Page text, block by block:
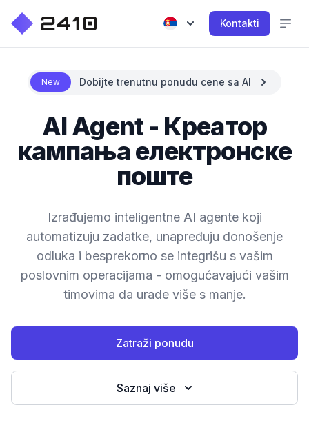
Kontakti
New Dobijte trenutnu ponudu cene sa AI
AI Agent - Креатор
кампања електронске
поште
Izrađujemo inteligentne AI agente koji
automatizuju zadatke, unapređuju donošenje
odluka i besprekorno se integrišu s vašim
poslovnim operacijama - omogućavajući vašim
timovima da urade više s manje.
Zatraži ponudu
Saznaj više